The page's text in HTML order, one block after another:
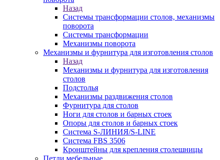
Назад
Системы трансформации столов, механизмы
поворота
Системы трансформации
Механизмы поворота
Механизмы и фурнитура для изготовления столов
Назад
Механизмы и фурнитура для изготовления
столов
Подстолья
Механизмы раздвижения столов
Фурнитура для столов
Ноги для столов и барных стоек
Опоры для столов и барных стоек
Система S-ЛИНИЯ/S-LINE
Система FBS 3506
Кронштейны для крепления столешницы
Петли мебельные